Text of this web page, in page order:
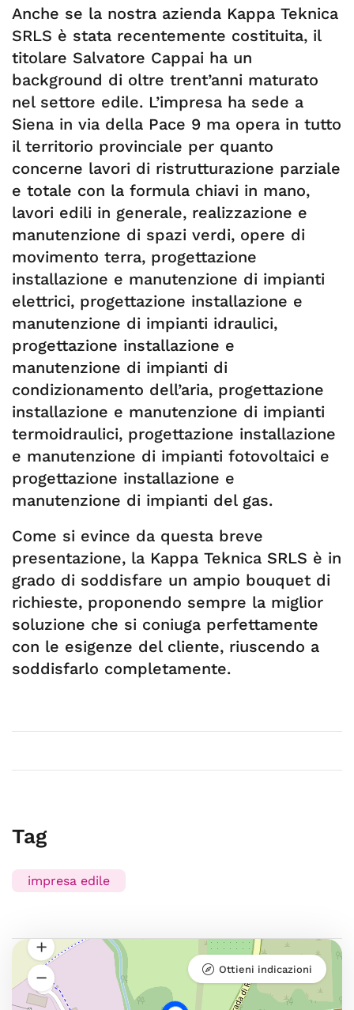
Anche se la nostra azienda Kappa Teknica
SRLS è stata recentemente costituita, il
titolare Salvatore Cappai ha un
background di oltre trent’anni maturato
nel settore edile. L’impresa ha sede a
Siena in via della Pace 9 ma opera in tutto
il territorio provinciale per quanto
concerne lavori di ristrutturazione parziale
e totale con la formula chiavi in mano,
lavori edili in generale, realizzazione e
manutenzione di spazi verdi, opere di
movimento terra, progettazione
installazione e manutenzione di impianti
elettrici, progettazione installazione e
manutenzione di impianti idraulici,
progettazione installazione e
manutenzione di impianti di
condizionamento dell’aria, progettazione
installazione e manutenzione di impianti
termoidraulici, progettazione installazione
e manutenzione di impianti fotovoltaici e
progettazione installazione e
manutenzione di impianti del gas.
Come si evince da questa breve
presentazione, la Kappa Teknica SRLS è in
grado di soddisfare un ampio bouquet di
richieste, proponendo sempre la miglior
soluzione che si coniuga perfettamente
con le esigenze del cliente, riuscendo a
soddisfarlo completamente.
Tag
impresa edile
Ottieni indicazioni